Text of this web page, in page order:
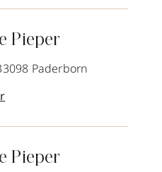
Pieper
Paderborn
Pieper